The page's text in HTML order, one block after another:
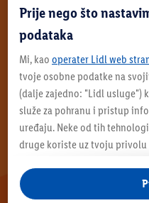
Želiš
Prije nego što
podataka
Mi, kao operater Lidl web
tvoje osobne podatke na
(dalje zajedno: "Lidl usluge")
služe za pohranu i pristup
uređaju. Neke od tih
druge koriste uz tvoju
usluga. Ako si sudionik Lidl
ponašanju pri kupnji u